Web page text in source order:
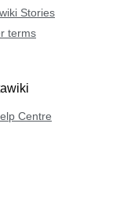
Stories
terms
Centre